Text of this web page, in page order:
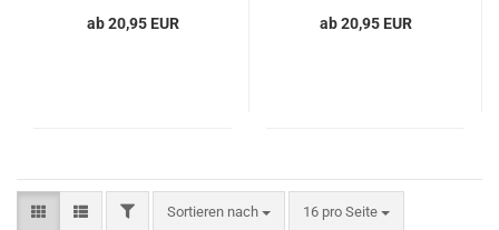
ab 20,95 EUR
ab 20,95 EUR
FILTERSortieren nach
Sortieren nach 16 pro Seite
pro Seite